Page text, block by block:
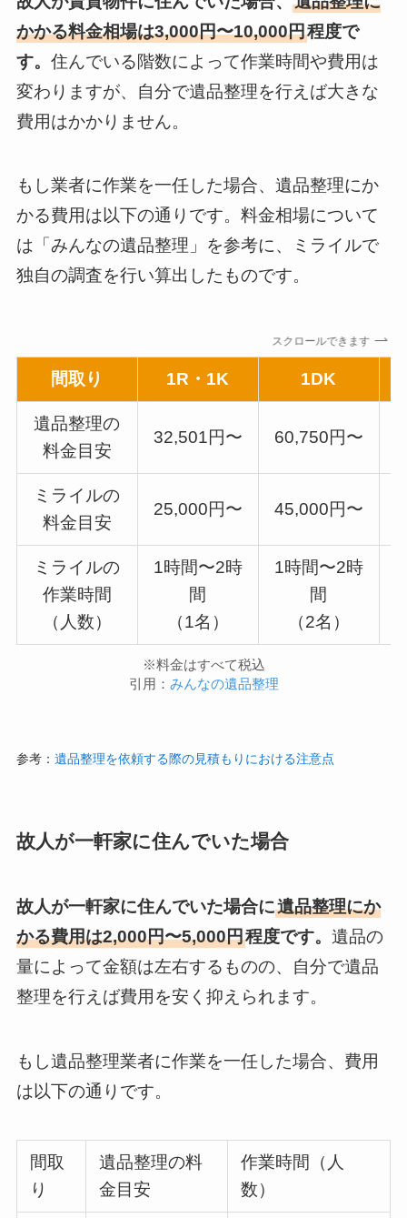
かかる料金相場は3,000円〜10,000円程度で
す。 住んでいる階数によって作業時間や費用は
変わりますが、自分で遺品整理を行えば大きな
費用はかかりません。
もし業者に作業を一任した場合、遺品整理にか
かる費用は以下の通りです。料金相場について
は「みんなの遺品整理」を参考に、ミライルで
独自の調査を行い算出したものです。
スクロールできます
間取り 1R・1K 1DK
遺品整理の
料金目安
32,501円〜 60,750円〜
ミライルの
料金目安
25,000円〜 45,000円〜
ミライルの
作業時間
（人数）
1時間〜2時
間
（1名）
1時間〜2時
間
（2名）
※料金はすべて税込
引用： みんなの遺品整理
参考： 遺品整理を依頼する際の見積もりにおける注意点
故人が一軒家に住んでいた場合
故人が一軒家に住んでいた場合に遺品整理にか
かる費用は2,000円〜5,000円程度です。 遺品の
量によって金額は左右するものの、自分で遺品
整理を行えば費用を安く抑えられます。
もし遺品整理業者に作業を一任した場合、費用
は以下の通りです。
間取
り
遺品整理の料
金目安
作業時間（人
数）